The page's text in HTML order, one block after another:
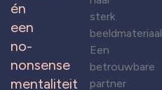
én
een
no-
nonsense
mentaliteit
sterk
beeldmateriaal.
Een
betrouwbare
partner